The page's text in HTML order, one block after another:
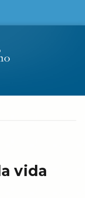
vida